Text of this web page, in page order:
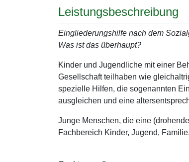
Leistungsbeschreibung
Eingliederungshilfe nach dem
Was ist das überhaupt?
Kinder und Jugendliche mit einer
Gesellschaft teilhaben wie
spezielle Hilfen, die sogenannten
ausgleichen und eine
Junge Menschen, die eine
Fachbereich Kinder, Jugend, Familie.